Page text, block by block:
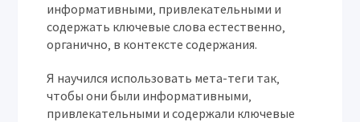
информативными‚ привлекательными и
содержать ключевые слова естественно‚
органично‚ в контексте содержания.
Я научился использовать мета-теги так‚
чтобы они были информативными‚
привлекательными и содержали ключевые